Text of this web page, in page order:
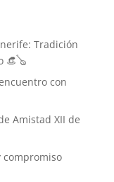
Tradición
👒🪕
con
Amistad XII de
compromiso